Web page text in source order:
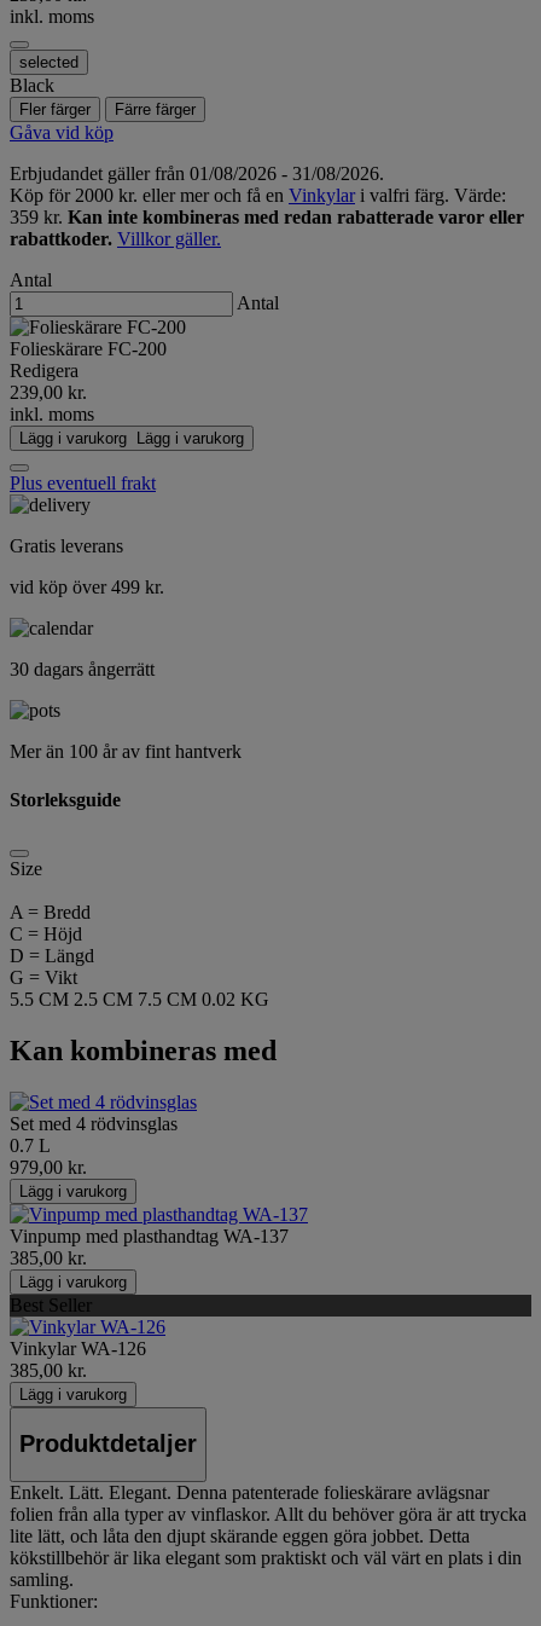
inkl. moms
selected
Black
Fler färger Färre färger
Gåva vid köp
Erbjudandet gäller från 01/08/2026 - 31/08/2026.
Köp för 2000 kr. eller mer och få en Vinkylari valfri färg. Värde:
359 kr. Kan inte kombineras med redan rabatterade varor eller
rabattkoder. Villkor gäller.
Antal
Antal
Folieskärare FC-200
Redigera
239,00 kr.
inkl. moms
Lägg i varukorg Lägg i varukorg
Plus eventuell frakt
Gratis leverans
vid köp över 499 kr.
30 dagars ångerrätt
Mer än 100 år av fint hantverk
Storleksguide
Size
A = Bredd
C = Höjd
D = Längd
G = Vikt
5.5 CM 2.5 CM 7.5 CM 0.02 KG
Kan kombineras med
Set med 4 rödvinsglas
0.7 L
979,00 kr.
Lägg i varukorg
Vinpump med plasthandtag WA-137
385,00 kr.
Lägg i varukorg
Best Seller
Vinkylar WA-126
385,00 kr.
Lägg i varukorg
Produktdetaljer
Enkelt. Lätt. Elegant. Denna patenterade folieskärare avlägsnar
folien från alla typer av vinflaskor. Allt du behöver göra är att trycka
lite lätt, och låta den djupt skärande eggen göra jobbet. Detta
kökstillbehör är lika elegant som praktiskt och väl värt en plats i din
samling.
Funktioner: